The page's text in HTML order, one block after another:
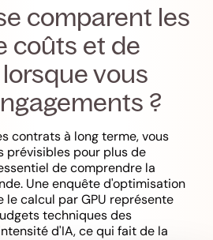
comparent les
coûts et de
vous
?
contrats à long terme, vous
prévisibles pour plus de
de comprendre la
Une enquête d'optimisation
le calcul par GPU représente
techniques des
d'IA, ce qui fait de la